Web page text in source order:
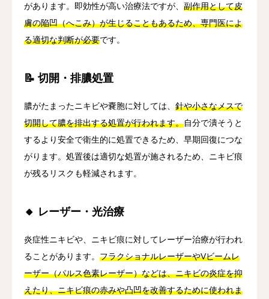
があります。即効性が高い治療法ですが、 副作用として皮
膚の陥凹（へこみ）が生じることもあるため、専門医によ
る適切な判断が必要です。
📝 切開・排膿処置
膿がたまったニキビや嚢胞に対しては、 針や小さなメスで
切開して膿を排出する処置が行われます。自分で潰そうと
するより安全で衛生的に処置できるため、早期回復につな
がります。処置後は適切な処置が施されるため、ニキビ痕
が残るリスクも軽減されます。
🔸 レーザー・光治療
炎症性ニキビや、ニキビ痕に対してレーザー治療が行われ
ることがあります。 フラクショナルレーザーやVビームレ
ーザー（パルス色素レーザー）などは、ニキビの炎症を抑
えたり、ニキビ痕の赤みや凸凹を改善するために使われま